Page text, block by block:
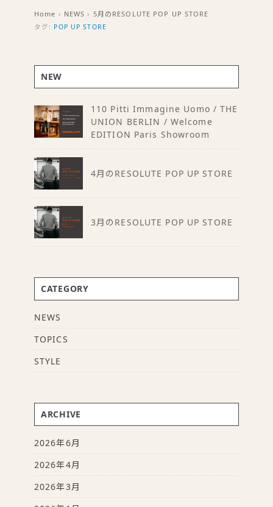
Home › NEWS › 5月のRESOLUTE POP UP STORE
タグ: POP UP STORE
NEW
110 Pitti Immagine Uomo / THE
UNION BERLIN / Welcome
EDITION Paris Showroom
4月のRESOLUTE POP UP STORE
3月のRESOLUTE POP UP STORE
CATEGORY
NEWS
TOPICS
STYLE
ARCHIVE
2026年6月
2026年4月
2026年3月